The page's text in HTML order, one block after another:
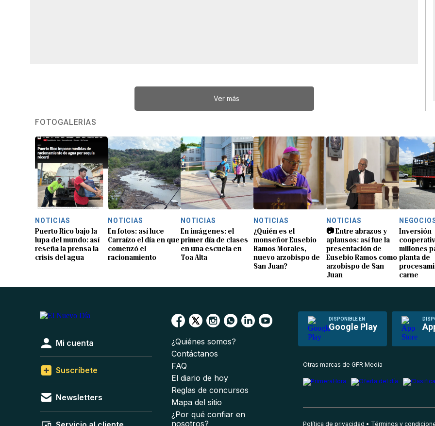
Ver más
FOTOGALERÍAS
NOTICIAS
Puerto Rico bajo la
lupa del mundo: así
reseña la prensa la
crisis del agua
NOTICIAS
En fotos: así luce
Carraízo el día en que
comenzó el
racionamiento
NOTICIAS
En imágenes: el
primer día de clases
en una escuela en
Toa Alta
NOTICIAS
¿Quién es el
monseñor Eusebio
Ramos Morales,
nuevo arzobispo de
San Juan?
NOTICIAS
📷 Entre abrazos y
aplausos: así fue la
presentación de
Eusebio Ramos como
arzobispo de San
Juan
Inversión
millones
planta de
carne
DISPONIBLE EN
Google Play
Mi cuenta
Suscríbete
Newsletters
¿Quiénes somos?
Contáctanos
FAQ
El diario de hoy
Reglas de concursos
Mapa del sitio
¿Por qué confiar en
nosotros?
Otras marcas de GFR Media
Política de privacidad Términos y